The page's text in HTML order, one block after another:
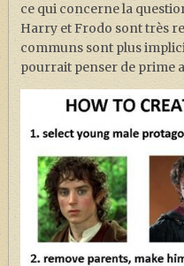
ce qui concerne la
Harry et Frodo sont très
communs sont plus
pourrait penser de prime